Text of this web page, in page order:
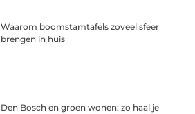
Waarom boomstamtafels zoveel sfeer
brengen in huis
Den Bosch en groen wonen: zo haal je